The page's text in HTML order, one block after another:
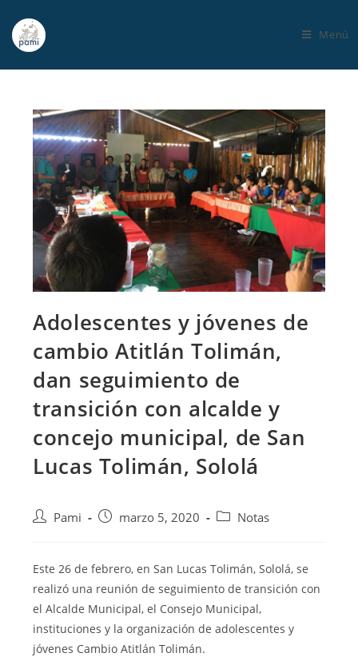
Menú
Adolescentes y jóvenes de
cambio Atitlán Tolimán,
dan seguimiento de
transición con alcalde y
concejo municipal, de San
Lucas Tolimán, Sololá
Pami marzo 5, 2020 Notas
Este 26 de febrero, en San Lucas Tolimán, Sololá, se
realizó una reunión de seguimiento de transición con
el Alcalde Municipal, el Consejo Municipal,
instituciones y la organización de adolescentes y
jóvenes Cambio Atitlán Tolimán.